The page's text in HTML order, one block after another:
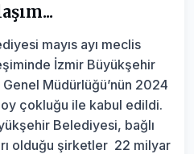
mayıs ayı meclis
İzmir Büyükşehir
Müdürlüğü’nün 2024
oy çokluğu ile kabul edildi.
Belediyesi, bağlı
olduğu şirketler 22 milyar